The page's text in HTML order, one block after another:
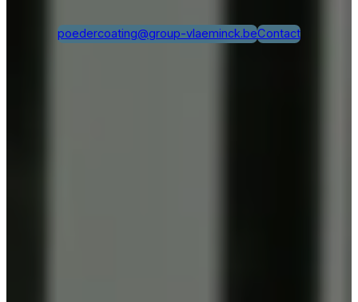
poedercoating@group-vlaeminck.beContact